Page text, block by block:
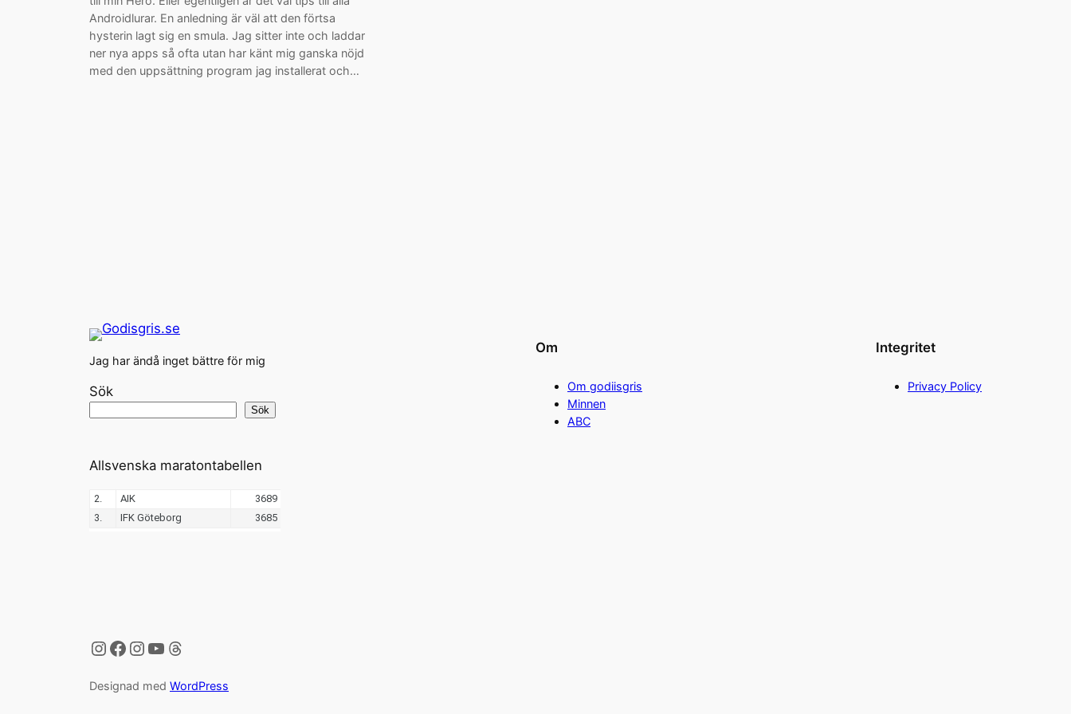
Androidlurar. En anledning är väl att den förtsa
hysterin lagt sig en smula. Jag sitter inte och laddar
ner nya apps så ofta utan har känt mig ganska nöjd
med den uppsättning program jag installerat och…
Jag har ändå inget bättre för mig
Sök
Sök
Om
Om godiisgris
Minnen
ABC
Integritet
Privacy Policy
Allsvenska maratontabellen
Instagram
Facebook
Instagram
YouTube
Threads
Designad med WordPress